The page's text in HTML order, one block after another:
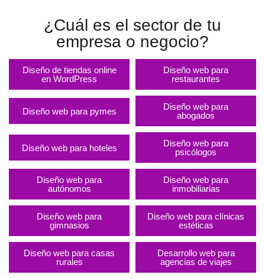
¿Cuál es el sector de tu
empresa o negocio?
Diseño de tiendas online
en WordPress
Diseño web para
restaurantes
Diseño web para pymes
Diseño web para
abogados
Diseño web para hoteles
Diseño web para
psicólogos
Diseño web para
autónomos
Diseño web para
inmobiliarias
Diseño web para
gimnasios
Diseño web para clínicas
estéticas
Diseño web para casas
rurales
Desarrollo web para
agencias de viajes